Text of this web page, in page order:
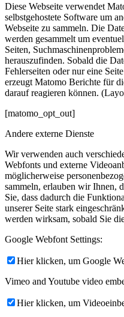
Diese Webseite verwendet
selbstgehostete Software um
Webseite zu sammeln. Die
werden gesammelt um
Seiten,
herauszufinden. Sobald die
Fehlerseiten oder nur eine
erzeugt Matomo Berichte für
darauf reagieren können.
[matomo_opt_out]
Andere externe Dienste
Wir verwenden auch
Webfonts und externe
möglicherweise
sammeln, erlauben wir Ihnen,
Sie, dass dadurch die
unserer Seite stark
werden wirksam, sobald Sie
Google Webfont Settings:
Hier klicken, um Google
Vimeo and Youtube video
Hier klicken, um